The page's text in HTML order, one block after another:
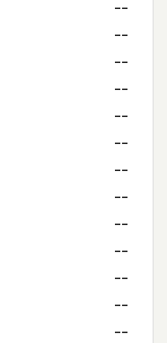
--
--
--
--
--
--
--
--
--
--
--
--
--